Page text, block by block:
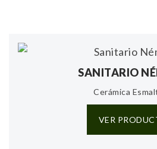
SANITARIO
Cerámica
VER